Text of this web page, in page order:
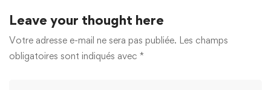
Leave your thought here
Votre adresse e-mail ne sera pas publiée. Les champs
obligatoires sont indiqués avec *